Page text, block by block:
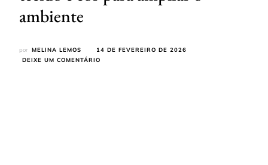
ambiente
por MELINA LEMOS
14 DE FEVEREIRO DE 2026
DEIXE UM COMENTÁRIO